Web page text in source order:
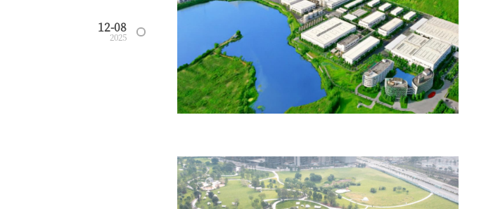
12-08
2025